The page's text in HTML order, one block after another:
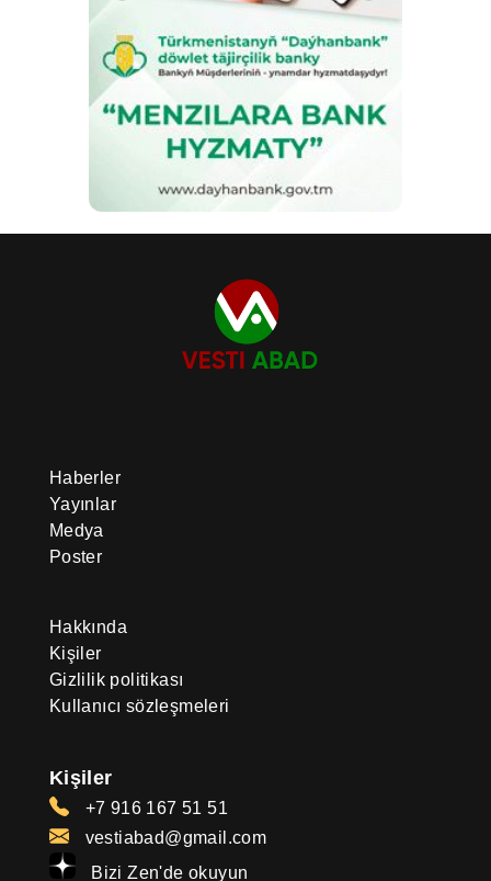
Haberler
Yayınlar
Medya
Poster
Hakkında
Kişiler
Gizlilik politikası
Kullanıcı sözleşmeleri
Kişiler
+7 916 167 51 51
vestiabad@gmail.com
Bizi Zen'de okuyun